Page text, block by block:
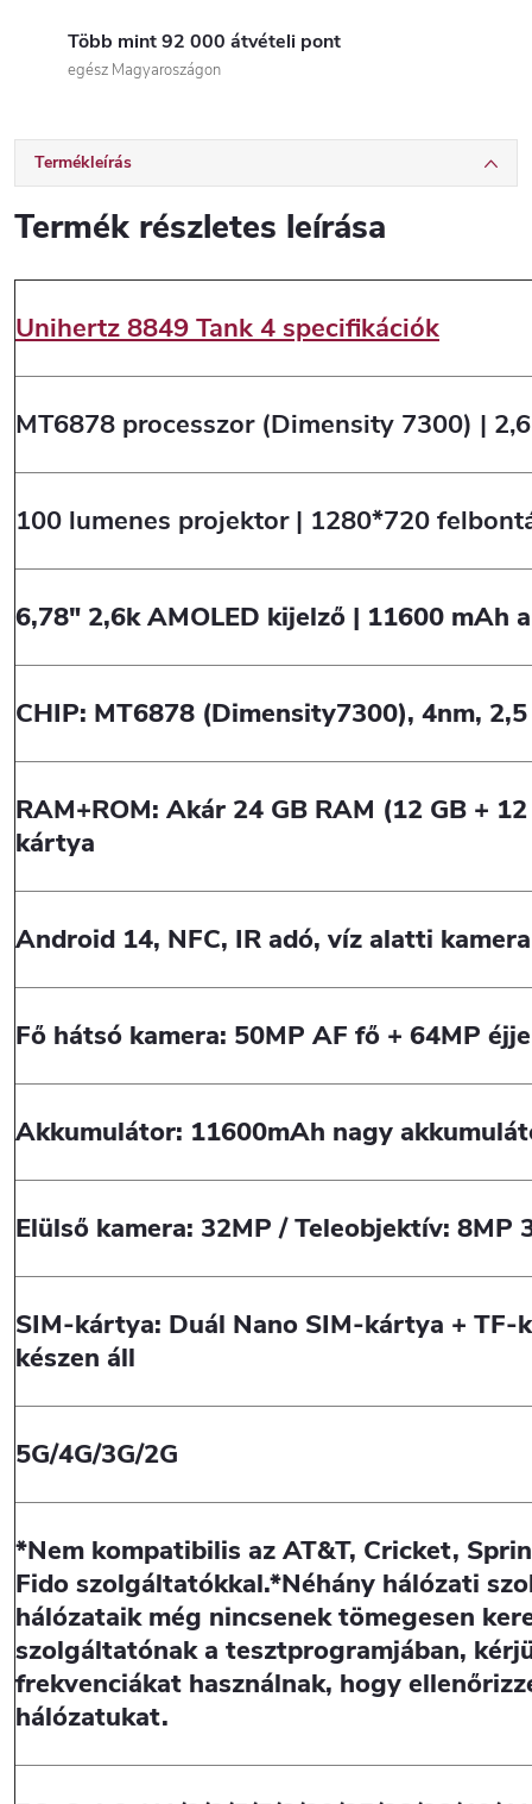
Több mint 92 000 átvételi pont
egész Magyaroszágon
Termékleírás
Termék részletes leírása
Unihertz 8849 Tank 4 specifikációk
MT6878 processzor (Dimensity 7300) |
100 lumenes projektor | 1280*720
6,78" 2,6k AMOLED kijelző | 11600 mAh
CHIP: MT6878 (Dimensity7300), 4nm, 2,5
RAM+ROM: Akár 24 GB RAM (12 GB +
kártya
Android 14, NFC, IR adó, víz alatti kamera
Fő hátsó kamera: 50MP AF fő + 64MP
Akkumulátor: 11600mAh nagy
Elülső kamera: 32MP / Teleobjektív: 8MP
SIM-kártya: Duál Nano SIM-kártya + TF-
készen áll
5G/4G/3G/2G
*Nem kompatibilis az AT&T, Cricket,
Fido szolgáltatókkal.*Néhány hálózati
hálózataik még nincsenek tömegesen
szolgáltatónak a tesztprogramjában,
frekvenciákat használnak, hogy
hálózatukat.